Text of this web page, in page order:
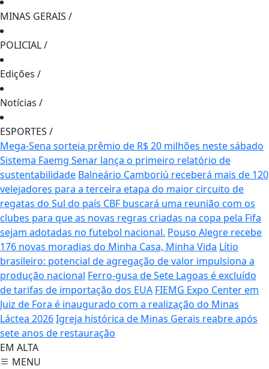
MINAS GERAIS /
POLICIAL/
Edições /
Notícias /
ESPORTES /
Mega-Sena sorteia prêmio de R$ 20 milhões neste sábado
Sistema Faemg Senar lança o primeiro relatório de
sustentabilidade Balneário Camboriú receberá mais de 120
velejadores para a terceira etapa do maior circuito de
regatas do Sul do país CBF buscará uma reunião com os
clubes para que as novas regras criadas na copa pela Fifa
sejam adotadas no futebol nacional. Pouso Alegre recebe
176 novas moradias do Minha Casa, Minha Vida Lítio
brasileiro: potencial de agregação de valor impulsiona a
produção nacional Ferro-gusa de Sete Lagoas é excluído
de tarifas de importação dos EUA FIEMG Expo Center em
Juiz de Fora é inaugurado com a realização do Minas
Láctea 2026Igreja histórica de Minas Gerais reabre após
sete anos de restauração
EM ALTA
MENU